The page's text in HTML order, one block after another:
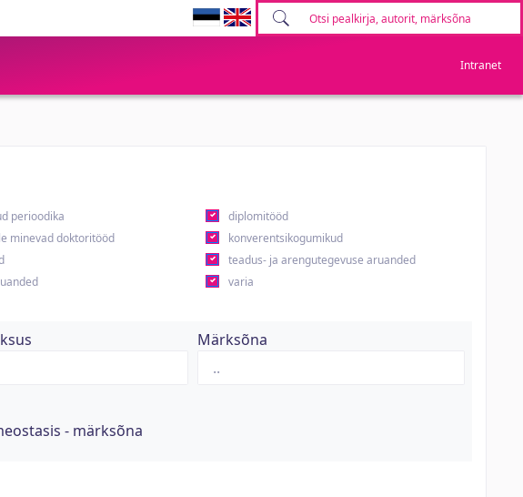
Intranet
perioodika
diplomitööd
minevad doktoritööd
konverentsikogumikud
teadus- ja arengutegevuse aruanded
varia
Märksõna
- märksõna